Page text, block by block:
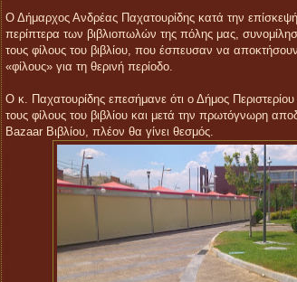
Ο Δήμαρχος Ανδρέας Παχατουρίδης κατά την
περίπτερα των βιβλιοπωλών της πόλης μας,
τους φίλους του βιβλίου, που έσπευσαν να
«φίλους» για τη θερινή περίοδο.
Ο κ. Παχατουρίδης επεσήμανε ότι ο Δήμος Περιστερίου
τους φίλους του βιβλίου και μετά την πρωτόγνωρη
Bazaar Βιβλίου, πλέον θα γίνει θεσμός.